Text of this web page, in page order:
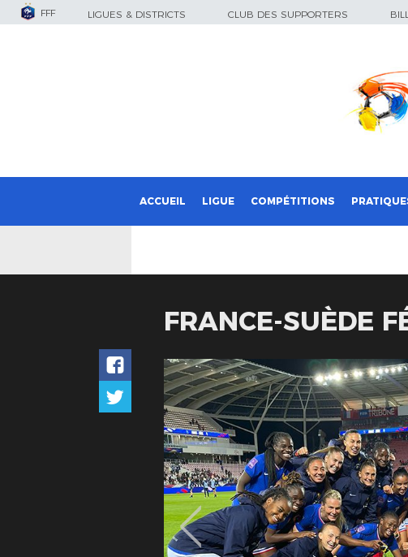
FFF LIGUES & DISTRICTS CLUB DES SUPPORTERS
ACCUEIL LIGUE COMPÉTITIONS
FRANCE-SUÈDE